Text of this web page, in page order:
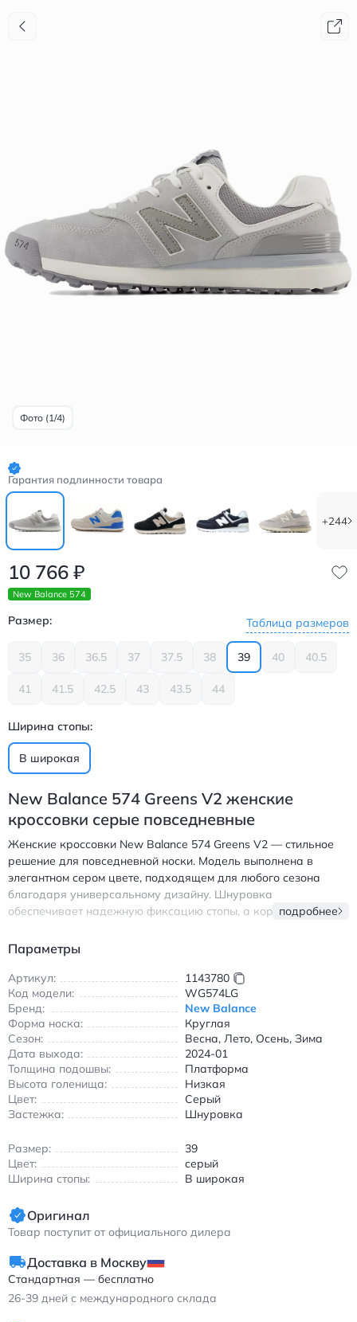
Фото (1/4)
Гарантия подлинности товара
+244
10 766 ₽
New Balance 574
Размер: Таблица размеров
35 36 36.5 37 37.5 38 39 40 40.5
41 41.5 42.5 43 43.5 44
Ширина стопы:
B широкая
New Balance 574 Greens V2 женские
кроссовки серые повседневные
Женские кроссовки New Balance 574 Greens V2 — стильное
решение для повседневной носки. Модель выполнена в
элегантном сером цвете, подходящем для любого сезона
благодаря универсальному дизайну. Шнуровка
обеспечивает надежную фиксацию стопы, а короткая высота
январе 2024 года, эти кроссовки сочетают классический
гарантирует отличное сцепление с любой поверхностью, а
платформа добавляет легкости шагу. Идеальны для
прогулок, занятий спортом и ежедневных дел. Дополните
свой образ этими модными и удобными кроссовками, которые
подчеркнут ваш уникальный стиль. Нью Бэлэнс 574 женские
кроссовки серые повседневные с шнуровкой и
универсальным сезоном.
подробнее
Параметры
Артикул:
1143780
Код модели:
WG574LG
Бренд:
New Balance
Форма носка:
Круглая
Сезон:
Весна, Лето, Осень, Зима
Дата выхода:
2024-01
Толщина подошвы:
Платформа
Высота голенища:
Низкая
Цвет:
Серый
Застежка:
Шнуровка
Размер:
39
Цвет:
серый
Ширина стопы:
B широкая
Оригинал
Товар поступит от официального дилера
Доставка в Москву
Стандартная — бесплатно
26-39 дней с международного склада